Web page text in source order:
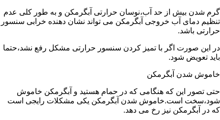
گرم شدن بیش از حد آب،نوسان حرارتی آبگرمکن و به طور کلی عدم
تنظیم دمای آب خروجی آبگرمکن می تواند نشان دهنده خرابی سنسور
حرارتی باشد.
در این صورت اگر با تمیز کردن سنسور حرارتی مشکل رفع نشد،حتما
باید تعویض شود.
خاموش شدن آبگرمکن
حتی تصور این که هنگامی که در حمام هستید و آبگرمکن خاموش
شود،سخت است.خاموش شدن آبگرمکن یکی مشکلات رایجی است
که در آبگرمکن نیز رخ می دهد.